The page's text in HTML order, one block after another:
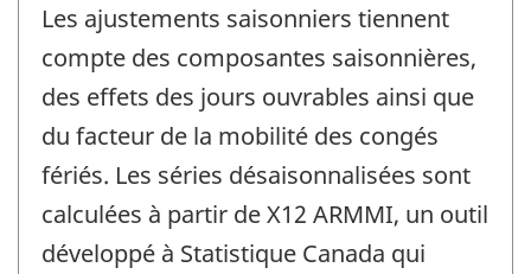
Les ajustements saisonniers tiennent
compte des composantes saisonnières,
des effets des jours ouvrables ainsi que
du facteur de la mobilité des congés
fériés. Les séries désaisonnalisées sont
calculées à partir de X12 ARMMI, un outil
développé à Statistique Canada qui